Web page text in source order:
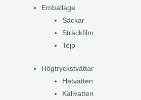
Emballage
Säckar
Sträckfilm
Tejp
Högtryckstvättar
Hetvatten
Kallvatten